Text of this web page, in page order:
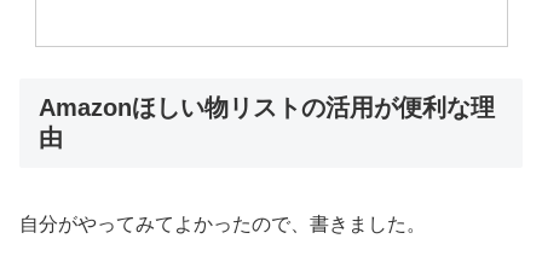
Amazonほしい物リストの活用が便利な理
由
自分がやってみてよかったので、書きました。